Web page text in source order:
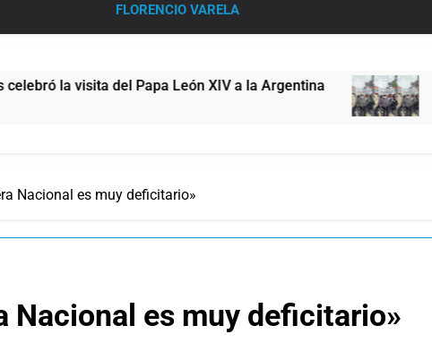
FLORENCIO VARELA
visita del Papa León XIV a la Argentina Figuras
19 Horas
Nacional es muy deficitario»
Nacional es muy deficitario»